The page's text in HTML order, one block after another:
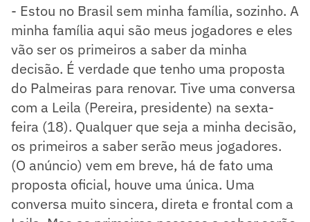
- Estou no Brasil sem minha família, sozinho. A
minha família aqui são meus jogadores e eles
vão ser os primeiros a saber da minha
decisão. É verdade que tenho uma proposta
do Palmeiras para renovar. Tive uma conversa
com a Leila (Pereira, presidente) na sexta-
feira (18). Qualquer que seja a minha decisão,
os primeiros a saber serão meus jogadores.
(O anúncio) vem em breve, há de fato uma
proposta oficial, houve uma única. Uma
conversa muito sincera, direta e frontal com a